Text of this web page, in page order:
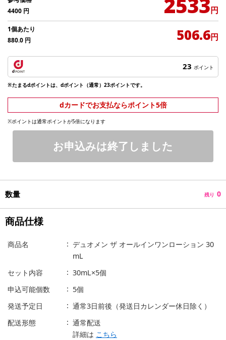
4400 円 円
1個あたり
880.0 円 506.6円
23 ポイント
※たまるdポイントは、dポイント（通常）23ポイントです。
dカードでお支払ならポイント5倍
※ポイントは通常ポイントが5倍になります
お申込みは終了しました
数量 残り 0
商品仕様
商品名
デュオメン ザ オールインワンローション 30
mL
セット内容
30mL×5個
申込可能個数
5個
発送予定日
通常3日前後（発送日カレンダー休日除く）
配送形態
通常配送
詳細は こちら